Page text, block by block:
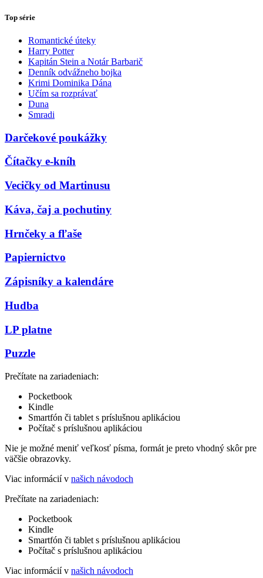
Top série
Romantické úteky
Harry Potter
Kapitán Stein a Notár Barbarič
Denník odvážneho bojka
Krimi Dominika Dána
Učím sa rozprávať
Duna
Smradi
Darčekové poukážky
Čítačky e-kníh
Vecičky od Martinusu
Káva, čaj a pochutiny
Hrnčeky a fľaše
Papiernictvo
Zápisníky a kalendáre
Hudba
LP platne
Puzzle
Prečítate na zariadeniach:
Pocketbook
Kindle
Smartfón či tablet s príslušnou aplikáciou
Počítač s príslušnou aplikáciou
Nie je možné meniť veľkosť písma, formát je preto vhodný skôr pre
väčšie obrazovky.
Viac informácií v našich návodoch
Prečítate na zariadeniach:
Pocketbook
Kindle
Smartfón či tablet s príslušnou aplikáciou
Počítač s príslušnou aplikáciou
Viac informácií v našich návodoch